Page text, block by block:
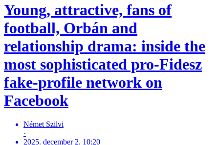
Young, attractive, fans of
football, Orbán and
relationship drama: inside the
most sophisticated pro-Fidesz
fake-profile network on
Facebook
Német Szilvi
·
2025. december 2. 10:20